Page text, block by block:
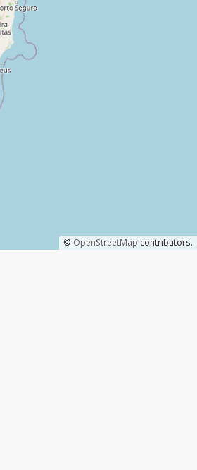
© OpenStreetMap contributors.